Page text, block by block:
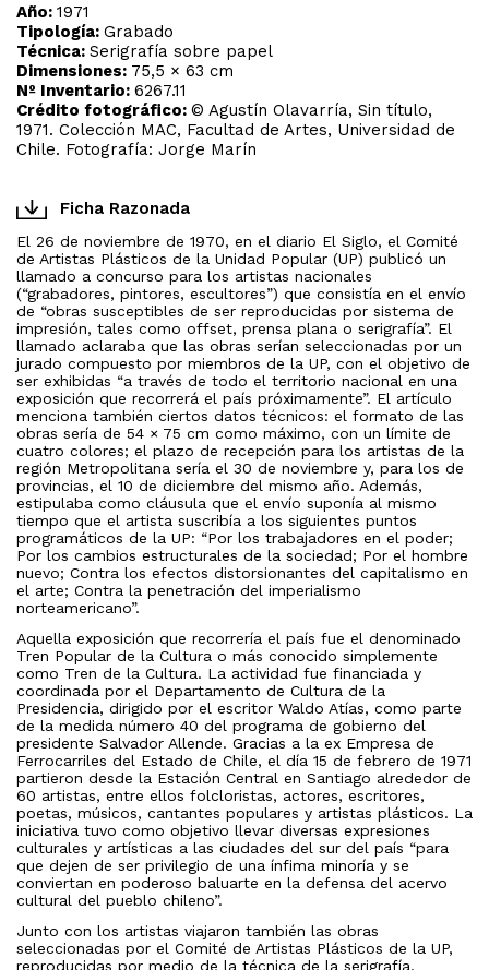
Año: 1971
Tipología: Grabado
Técnica: Serigrafía sobre papel
Dimensiones: 75,5 × 63 cm
Nº Inventario: 6267.11
Crédito fotográfico: © Agustín Olavarría, Sin título,
1971. Colección MAC, Facultad de Artes, Universidad de
Chile. Fotografía: Jorge Marín
Ficha Razonada
El 26 de noviembre de 1970, en el diario El Siglo, el Comité
de Artistas Plásticos de la Unidad Popular (UP) publicó un
llamado a concurso para los artistas nacionales
(“grabadores, pintores, escultores”) que consistía en el envío
de “obras susceptibles de ser reproducidas por sistema de
impresión, tales como offset, prensa plana o serigrafía”. El
llamado aclaraba que las obras serían seleccionadas por un
jurado compuesto por miembros de la UP, con el objetivo de
ser exhibidas “a través de todo el territorio nacional en una
exposición que recorrerá el país próximamente”. El artículo
menciona también ciertos datos técnicos: el formato de las
obras sería de 54 × 75 cm como máximo, con un límite de
cuatro colores; el plazo de recepción para los artistas de la
región Metropolitana sería el 30 de noviembre y, para los de
provincias, el 10 de diciembre del mismo año. Además,
estipulaba como cláusula que el envío suponía al mismo
tiempo que el artista suscribía a los siguientes puntos
programáticos de la UP: “Por los trabajadores en el poder;
Por los cambios estructurales de la sociedad; Por el hombre
nuevo; Contra los efectos distorsionantes del capitalismo en
el arte; Contra la penetración del imperialismo
norteamericano”.
Aquella exposición que recorrería el país fue el denominado
Tren Popular de la Cultura o más conocido simplemente
como Tren de la Cultura. La actividad fue financiada y
coordinada por el Departamento de Cultura de la
Presidencia, dirigido por el escritor Waldo Atías, como parte
de la medida número 40 del programa de gobierno del
presidente Salvador Allende. Gracias a la ex Empresa de
Ferrocarriles del Estado de Chile, el día 15 de febrero de 1971
partieron desde la Estación Central en Santiago alrededor de
60 artistas, entre ellos folcloristas, actores, escritores,
poetas, músicos, cantantes populares y artistas plásticos. La
iniciativa tuvo como objetivo llevar diversas expresiones
culturales y artísticas a las ciudades del sur del país “para
que dejen de ser privilegio de una ínfima minoría y se
conviertan en poderoso baluarte en la defensa del acervo
cultural del pueblo chileno”.
Junto con los artistas viajaron también las obras
seleccionadas por el Comité de Artistas Plásticos de la UP,
reproducidas por medio de la técnica de la serigrafía.